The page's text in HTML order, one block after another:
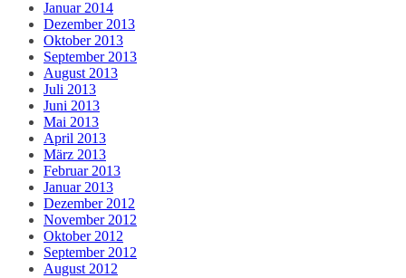
Januar 2014
Dezember 2013
Oktober 2013
September 2013
August 2013
Juli 2013
Juni 2013
Mai 2013
April 2013
März 2013
Februar 2013
Januar 2013
Dezember 2012
November 2012
Oktober 2012
September 2012
August 2012